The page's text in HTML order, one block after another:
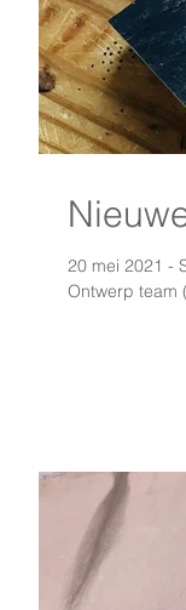
20 mei 2021 -
Ontwerp team